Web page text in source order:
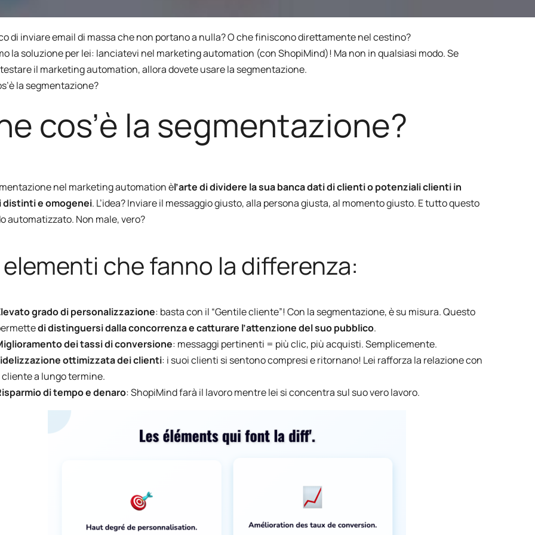
la strategia vincente con
NOSTRE
Rilancio cliente inattivo
Retargeting Push Notification
Contenuto intelligente sul sito
di inviare email di massa che non portano a nulla? O che finiscono direttamente nel cestino?
la soluzione per lei: lanciatevi nel marketing automation (con ShopiMind)! Ma non in qualsiasi modo. Se
il marketing automation, allora dovete usare la segmentazione.
la segmentazione?
cos’è la segmentazione?
nel marketing automation èl’arte di dividere la sua banca dati di clienti o potenziali clienti in
distinti e omogenei. L’idea? Inviare il messaggio giusto, alla persona giusta, al momento giusto. E tutto questo
automatizzato. Non male, vero?
elementi che fanno la differenza:
grado di personalizzazione: basta con il “Gentile cliente”! Con la segmentazione, è su misura. Questo
di distinguersi dalla concorrenza e catturare l’attenzione del suo pubblico.
dei tassi di conversione: messaggi pertinenti = più clic, più acquisti. Semplicemente.
ottimizzata dei clienti: i suoi clienti si sentono compresi e ritornano! Lei rafforza la relazione con
cliente a lungo termine.
di tempo e denaro: ShopiMind farà il lavoro mentre lei si concentra sul suo vero lavoro.